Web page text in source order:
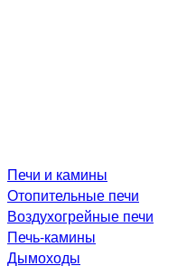
Печи и камины
Отопительные печи
Воздухогрейные печи
Печь-камины
Дымоходы